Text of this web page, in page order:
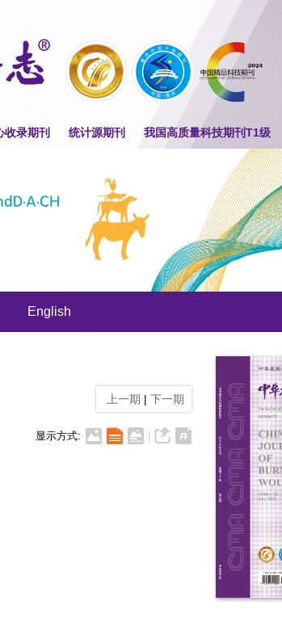
收录期刊 统计源期刊 我国高质量科技期刊T1级
English
上一期 | 下一期
显示方式: